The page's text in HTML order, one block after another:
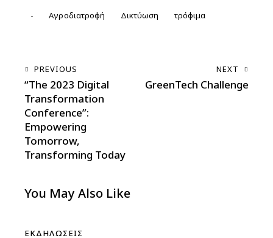
- Αγροδιατροφή Δικτύωση τρόφιμα
PREVIOUS
“The 2023 Digital
Transformation
Conference”:
Empowering
Tomorrow,
Transforming Today
NEXT
GreenTech Challenge
You May Also Like
ΕΚΔΗΛΏΣΕΙΣ